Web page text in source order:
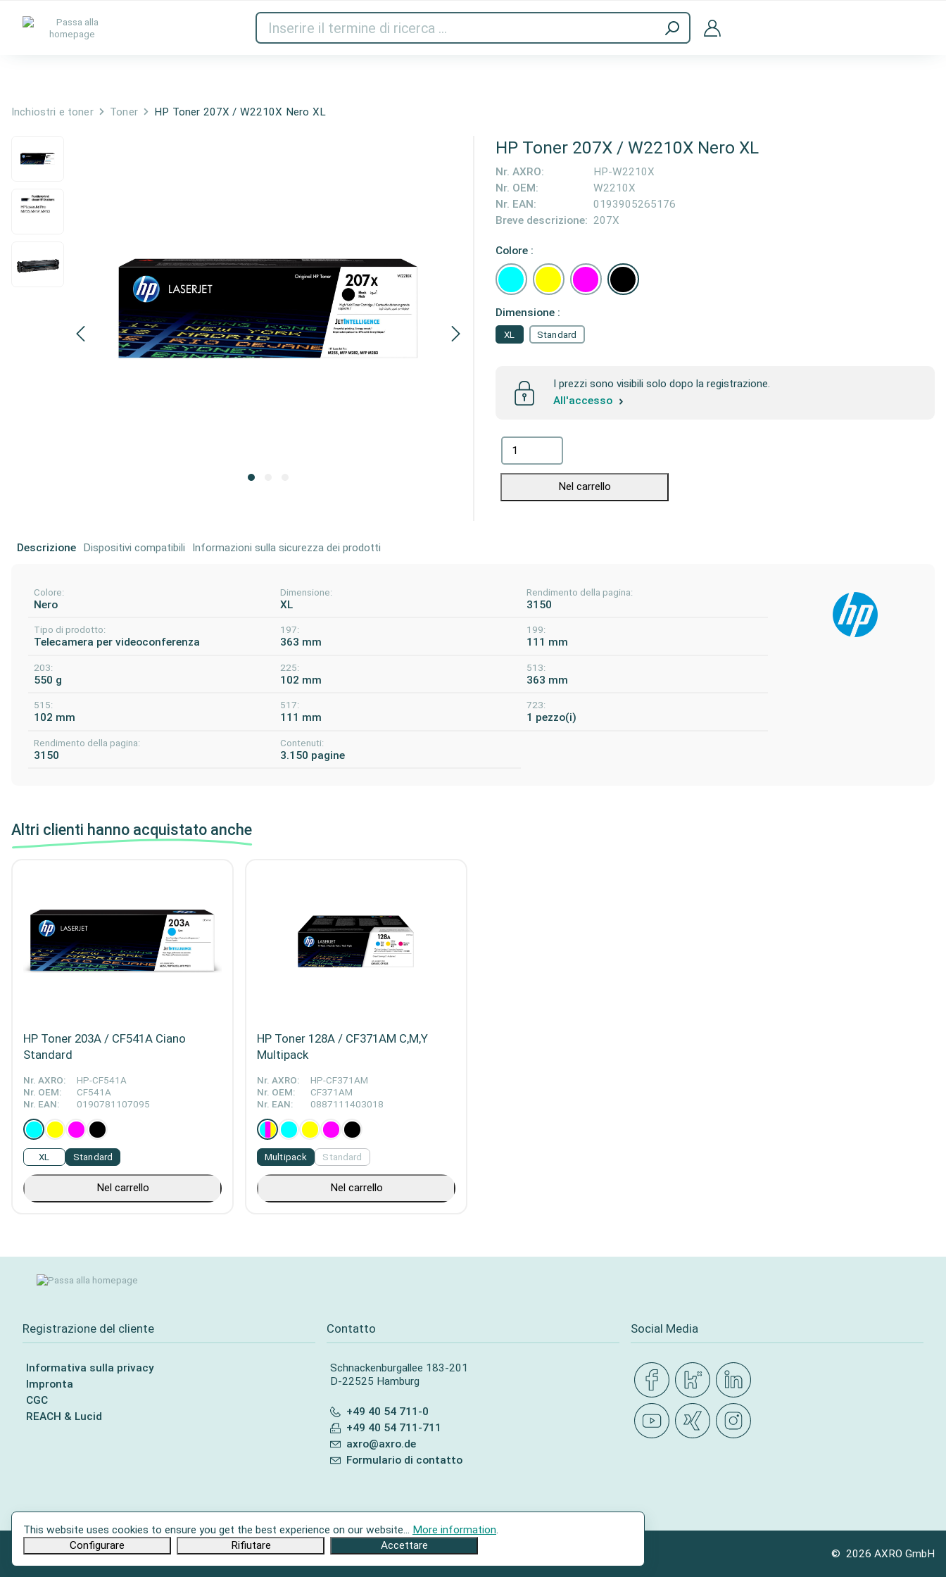
Inchiostri e toner Rete Audio e video Stampanti e scanner Accessori per computer
Inchiostri e toner Toner HP Toner 207X / W2210X Nero XL
HP Toner 207X / W2210X Nero XL
Nr. AXRO:
HP-W2210X
Nr. OEM:
W2210X
Nr. EAN:
0193905265176
Breve descrizione: 207X
Colore :
Dimensione :
XL Standard
I prezzi sono visibili solo dopo la registrazione.
All'accesso
Nel carrello
Descrizione Dispositivi compatibili Informazioni sulla sicurezza dei prodotti
Colore:
Nero
Dimensione:
XL
Rendimento della pagina:
3150
Tipo di prodotto:
Telecamera per videoconferenza
197:
363 mm
199:
111 mm
203:
550 g
225:
102 mm
513:
363 mm
515:
102 mm
517:
111 mm
723:
1 pezzo(i)
Rendimento della pagina:
3150
Contenuti:
3.150 pagine
Altri clienti hanno acquistato anche
HP Toner 203A / CF541A Ciano
Standard
Nr. AXRO:
HP-CF541A
Nr. OEM:
CF541A
Nr. EAN:
0190781107095
Standard
XL
Nel carrello
HP Toner 128A / CF371AM C,M,Y
Multipack
Nr. AXRO:
HP-CF371AM
Nr. OEM:
CF371AM
Nr. EAN:
0887111403018
Multipack Standard
Nel carrello
Registrazione del cliente
Informativa sulla privacy
Impronta
CGC
REACH & Lucid
Contatto
Schnackenburgallee 183-201
D-22525 Hamburg
+49 40 54 711-0
+49 40 54 711-711
axro@axro.de
Formulario di contatto
Social Media
© 2026 AXRO GmbH
This website uses cookies to ensure you get the best experience on our website... More information.
Configurare
Rifiutare Accettare